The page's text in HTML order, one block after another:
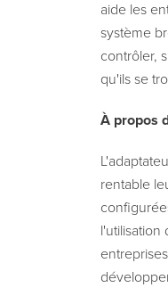
aide les
système
contrôler,
qu'ils se
À propos
rentable